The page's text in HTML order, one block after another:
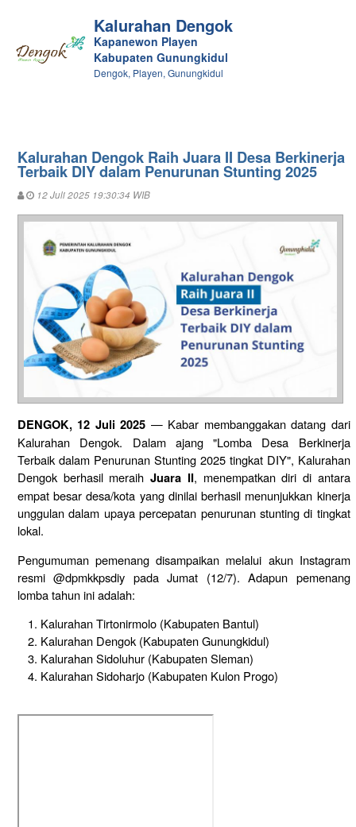
Kalurahan Dengok
Kapanewon Playen
Kabupaten Gunungkidul
Dengok, Playen, Gunungkidul
Kalurahan Dengok Raih Juara II Desa Berkinerja
Terbaik DIY dalam Penurunan Stunting 2025
12 Juli 2025 19:30:34 WIB
DENGOK, 12 Juli 2025 — Kabar membanggakan datang dari
Kalurahan Dengok. Dalam ajang "Lomba Desa Berkinerja
Terbaik dalam Penurunan Stunting 2025 tingkat DIY", Kalurahan
Dengok berhasil meraihJuara II, menempatkan diri di antara
empat besar desa/kota yang dinilai berhasil menunjukkan kinerja
unggulan dalam upaya percepatan penurunan stunting di tingkat
lokal.
Pengumuman pemenang disampaikan melalui akun Instagram
resmi @dpmkkpsdiy pada Jumat (12/7). Adapun pemenang
lomba tahun ini adalah:
Kalurahan Tirtonirmolo (Kabupaten Bantul)
Kalurahan Dengok (Kabupaten Gunungkidul)
Kalurahan Sidoluhur (Kabupaten Sleman)
Kalurahan Sidoharjo (Kabupaten Kulon Progo)